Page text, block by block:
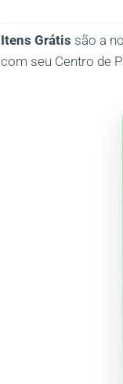
Itens Grátis são a
com seu Centro de